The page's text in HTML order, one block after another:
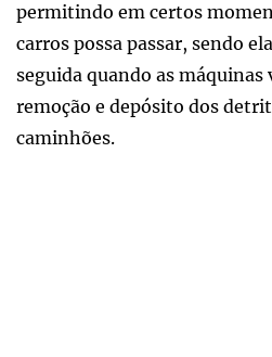
permitindo em certos
carros possa passar, sendo
seguida quando as
remoção e depósito dos
caminhões.